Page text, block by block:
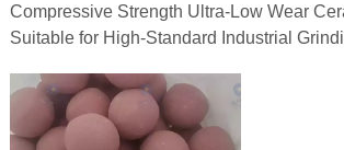
Compressive Strength Ultra-Low Wear
Suitable for High-Standard Industrial